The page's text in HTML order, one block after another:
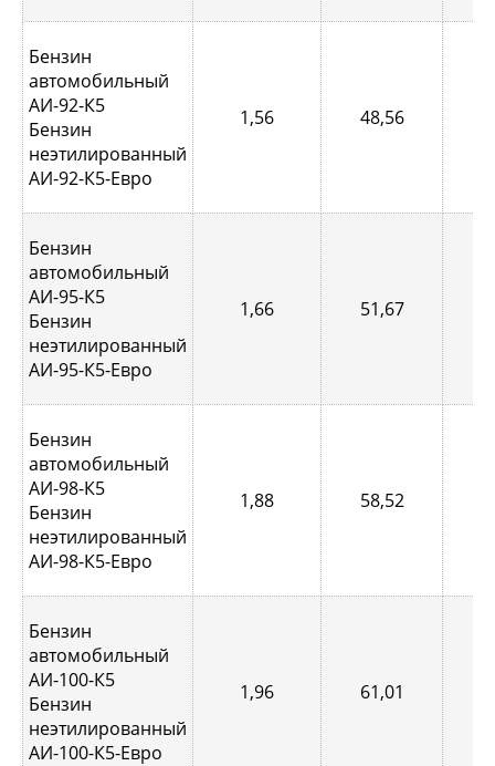
Бензин
автомобильный
АИ-92-К5
Бензин
неэтилированный
АИ-92-К5-Евро
1,56 48,56
Бензин
автомобильный
АИ-95-К5
Бензин
неэтилированный
АИ-95-К5-Евро
1,66 51,67
Бензин
автомобильный
АИ-98-К5
Бензин
неэтилированный
АИ-98-К5-Евро
1,88 58,52
Бензин
автомобильный
АИ-100-К5
Бензин
неэтилированный
АИ-100-К5-Евро
1,96 61,01